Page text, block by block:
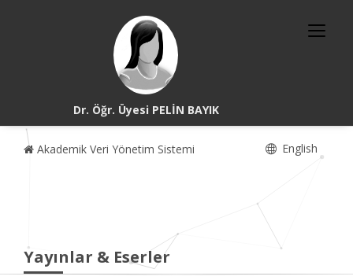
Dr. Öğr. Üyesi PELİN BAYIK
Akademik Veri Yönetim Sistemi English
Yayınlar & Eserler